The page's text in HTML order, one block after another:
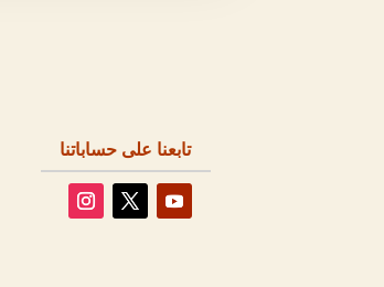
تابعنا على حساباتنا